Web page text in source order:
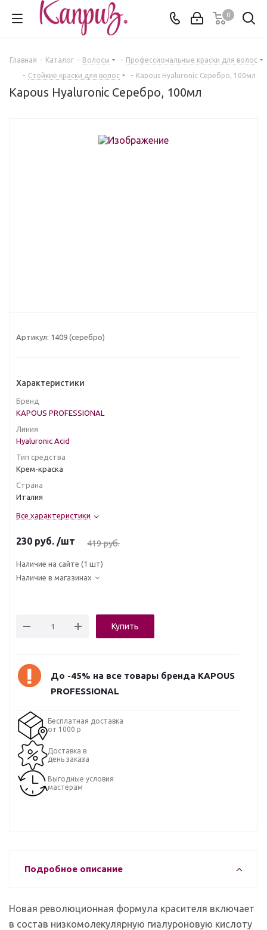
0
Главная - Каталог - Волосы - Профессиональные краски для волос
- Стойкие краски для волос - Kapous Hyaluronic Серебро, 100мл
Kapous Hyaluronic Серебро, 100мл
Артикул: 1409 (серебро)
Характеристики
Бренд
KAPOUS PROFESSIONAL
Линия
Hyaluronic Acid
Тип средства
Крем-краска
Страна
Италия
Все характеристики
230 руб. /шт 419руб.
Наличие на сайте (1 шт)
Наличие в магазинах
Купить
До -45% на все товары бренда KAPOUS
PROFESSIONAL
Бесплатная доставка
от 1000 р
Доставка в
день заказа
Выгодные условия
мастерам
Подробное описание
Новая революционная формула красителя включает
в состав низкомолекулярную гиалуроновую кислоту